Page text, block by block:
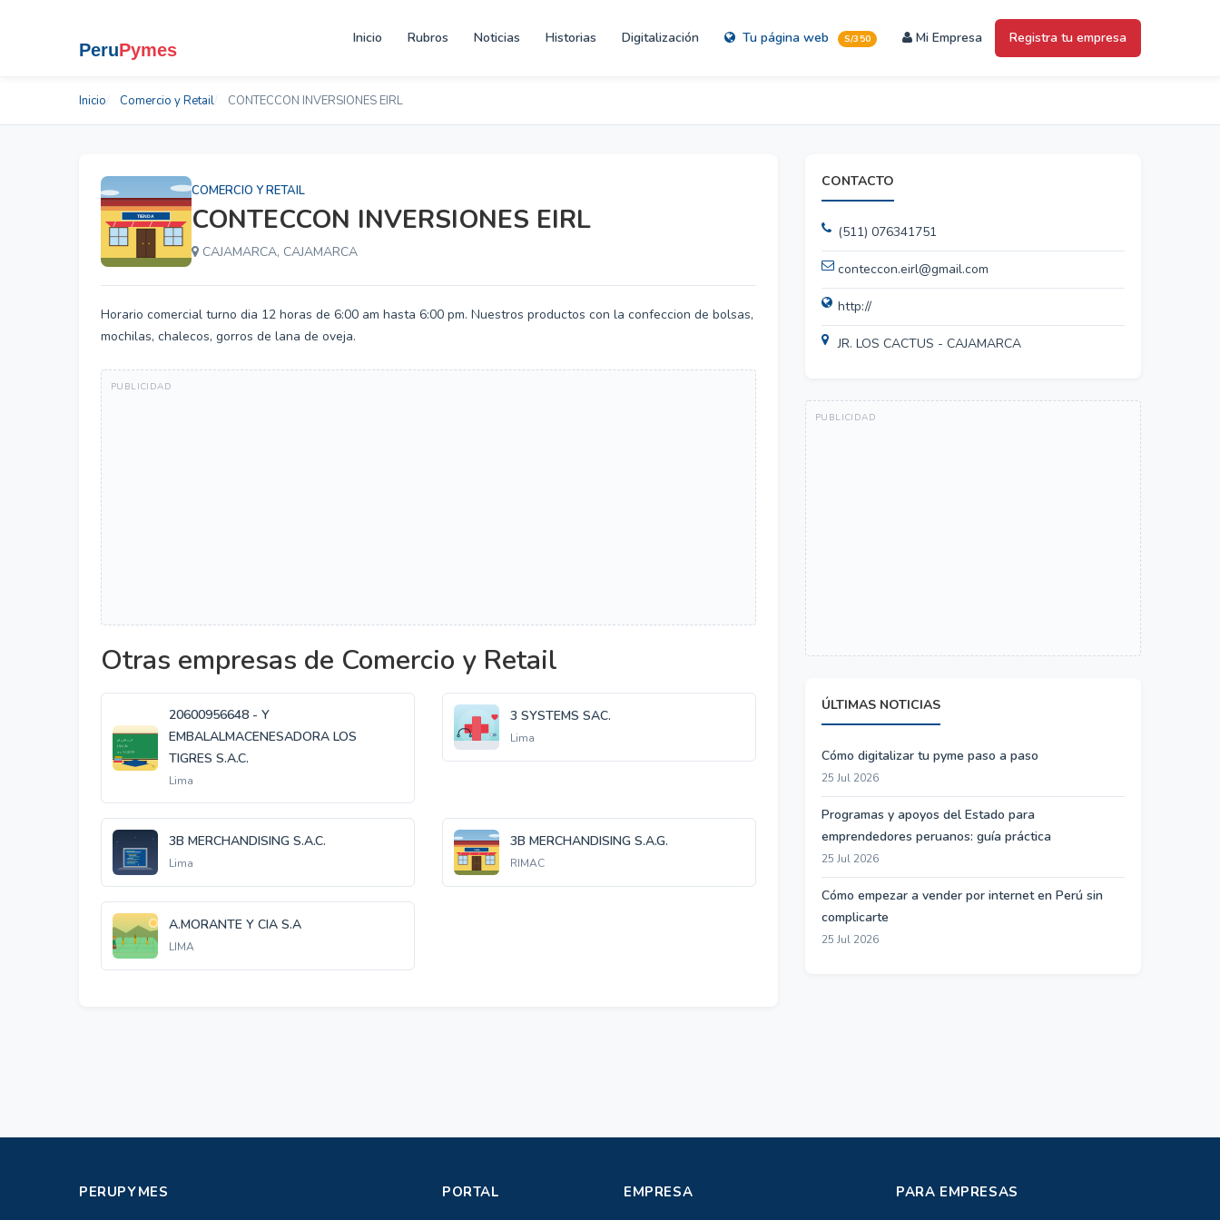
Inicio Rubros Noticias Historias Digitalización Tu página web S/350 Mi Empresa Registra tu empresa
Inicio Comercio y Retail CONTECCON INVERSIONES EIRL
COMERCIO Y RETAIL
CONTECCON INVERSIONES EIRL
CAJAMARCA, CAJAMARCA
Horario comercial turno dia 12 horas de 6:00 am hasta 6:00 pm. Nuestros productos con la confeccion de bolsas,
mochilas, chalecos, gorros de lana de oveja.
Otras empresas de Comercio y Retail
20600956648 - Y
EMBALALMACENESADORA LOS
TIGRES S.A.C.
Lima
3 SYSTEMS SAC.
Lima
3B MERCHANDISING S.A.C.
Lima
3B MERCHANDISING S.A.G.
RIMAC
A.MORANTE Y CIA S.A
LIMA
CONTACTO
(511) 076341751
conteccon.eirl@gmail.com
http://
JR. LOS CACTUS - CAJAMARCA
ÚLTIMAS NOTICIAS
Cómo digitalizar tu pyme paso a paso
25 Jul 2026
Programas y apoyos del Estado para
emprendedores peruanos: guía práctica
25 Jul 2026
Cómo empezar a vender por internet en Perú sin
complicarte
25 Jul 2026
PERUPYMES PORTAL EMPRESA PARA EMPRESAS